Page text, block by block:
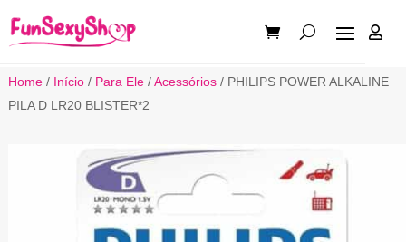

Home/ Início/ Para Ele/Acessórios/ PHILIPS POWER ALKALINE
PILA D LR20 BLISTER*2